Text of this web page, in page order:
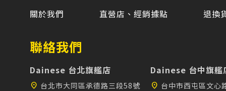
關於我們 直營店、經銷據點 退換
聯絡我們
Dainese 台北旗艦店
location_on 台北市大同區承德路三段58號
Dainese 台中旗艦
location_on 台中市西屯區文心